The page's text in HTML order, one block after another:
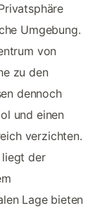
Umgebung.
von
zu den
dennoch
und einen
verzichten.
liegt der
Lage bieten